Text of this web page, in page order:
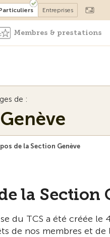
Entreprises
Membres & prestations
de :
de la Section Genève
la Section
du TCS a été créée
de nos membres et